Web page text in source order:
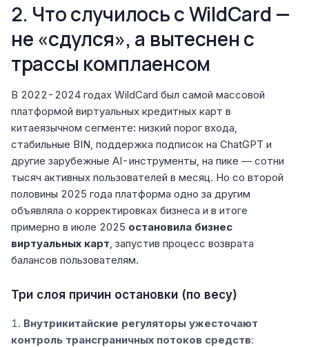
2. Что случилось с WildCard —
не «сдулся», а вытеснен с
трассы комплаенсом
В 2022-2024 годах WildCard был самой массовой
платформой виртуальных кредитных карт в
китаеязычном сегменте: низкий порог входа,
стабильные BIN, поддержка подписок на ChatGPT и
другие зарубежные AI-инструменты, на пике — сотни
тысяч активных пользователей в месяц. Но со второй
половины 2025 года платформа одно за другим
объявляла о корректировках бизнеса и в итоге
примерно в июле 2025 остановила бизнес
виртуальных карт, запустив процесс возврата
балансов пользователям.
Три слоя причин остановки (по весу)
Внутрикитайские регуляторы ужесточают
контроль трансграничных потоков средств: